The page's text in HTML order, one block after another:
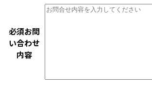
必須お問
い合わせ
内容